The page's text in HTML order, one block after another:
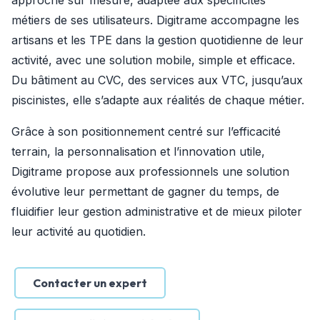
métiers de ses utilisateurs. Digitrame accompagne les
artisans et les TPE dans la gestion quotidienne de leur
activité, avec une solution mobile, simple et efficace.
Du bâtiment au CVC, des services aux VTC, jusqu’aux
piscinistes, elle s’adapte aux réalités de chaque métier.
Grâce à son positionnement centré sur l’efficacité
terrain, la personnalisation et l’innovation utile,
Digitrame propose aux professionnels une solution
évolutive leur permettant de gagner du temps, de
fluidifier leur gestion administrative et de mieux piloter
leur activité au quotidien.
Contacter un expert